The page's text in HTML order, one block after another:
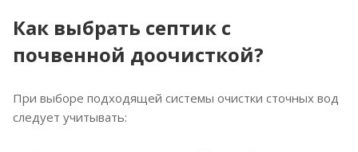
Как выбрать септик с
почвенной доочисткой?
При выборе подходящей системы очистки сточных вод
следует учитывать: